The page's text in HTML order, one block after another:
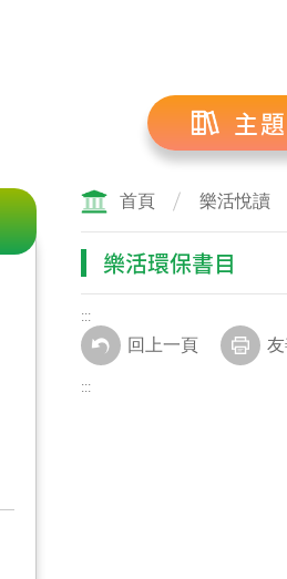
主
首頁 樂活悅讀
樂活環保書目
:::
回上一頁
:::